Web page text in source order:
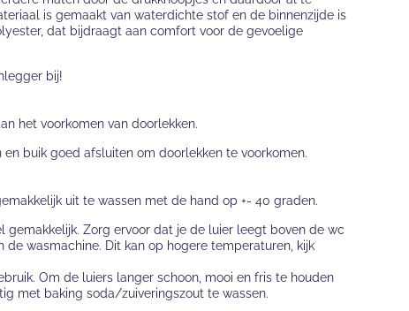
is gemaakt van waterdichte stof en de binnenzijde is
dat bijdraagt aan comfort voor de gevoelige
bij!
het voorkomen van doorlekken.
buik goed afsluiten om doorlekken te voorkomen.
uit te wassen met de hand op +- 40 graden.
gemakkelijk. Zorg ervoor dat je de luier leegt boven de wc
de wasmachine. Dit kan op hogere temperaturen, kijk
Om de luiers langer schoon, mooi en fris te houden
met baking soda/zuiveringszout te wassen.